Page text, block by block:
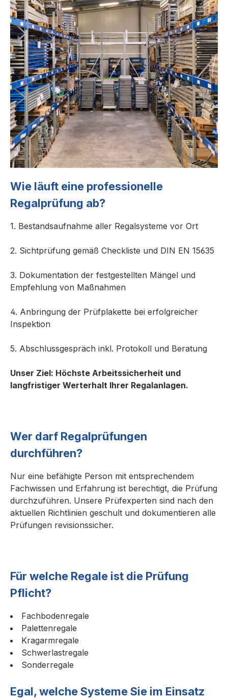
Wie läuft eine professionelle
Regalprüfung ab?
1. Bestandsaufnahme aller Regalsysteme vor Ort
2. Sichtprüfung gemäß Checkliste und DIN EN 15635
3. Dokumentation der festgestellten Mängel und
Empfehlung von Maßnahmen
4. Anbringung der Prüfplakette bei erfolgreicher
Inspektion
5. Abschlussgespräch inkl. Protokoll und Beratung
Unser Ziel: Höchste Arbeitssicherheit und
langfristiger Werterhalt Ihrer Regalanlagen.
Wer darf Regalprüfungen
durchführen?
Nur eine befähigte Person mit entsprechendem
Fachwissen und Erfahrung ist berechtigt, die Prüfung
durchzuführen. Unsere Prüfexperten sind nach den
aktuellen Richtlinien geschult und dokumentieren alle
Prüfungen revisionssicher.
Für welche Regale ist die Prüfung
Pflicht?
Fachbodenregale
Palettenregale
Kragarmregale
Schwerlastregale
Sonderregale
Egal, welche Systeme Sie im Einsatz